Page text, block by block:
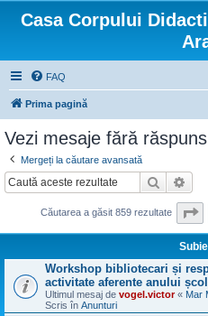
Casa Corpului
FAQ
Prima pagină
Vezi mesaje fără răspuns
Mergeți la căutare avansată
Căutare
Căutarea a găsit 859 rezultate
Workshop bibliotecari și
activitate aferente anului
Ultimul mesaj de vogel.victor« Mar
Scris în Anunturi